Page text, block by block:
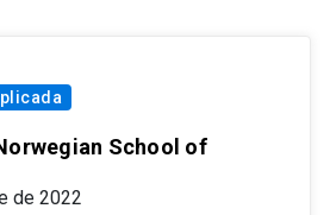
School of
de 2022